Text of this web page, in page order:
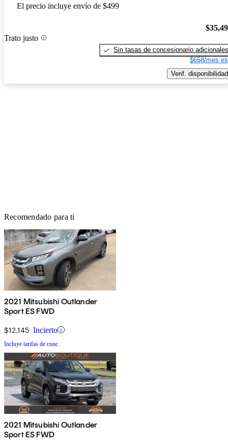
El precio incluye envío de $499
Trato justo
Sin tasas de concesionario adicionales
$658/mes
Verif. disponibilidad
Recomendado para ti
2021 Mitsubishi Outlander
Sport ES FWD
$12,145 Incierto
Incluye tarifas de conc.
2021 Mitsubishi Outlander
Sport ES FWD